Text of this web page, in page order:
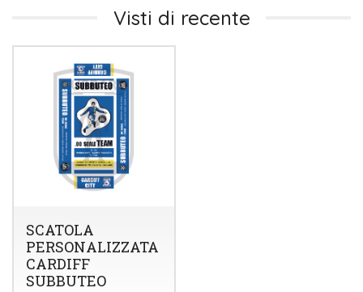
Visti di recente
SCATOLA
PERSONALIZZATA
CARDIFF
SUBBUTEO